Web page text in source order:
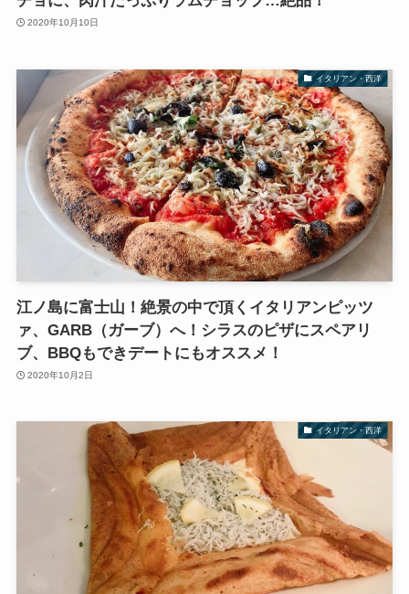
2020年10月10日
イタリアン・西洋
江ノ島に富士山！絶景の中で頂くイタリアンピッツ
ァ、GARB（ガーブ）へ！シラスのピザにスペアリ
ブ、BBQもできデートにもオススメ！
2020年10月2日
イタリアン・西洋